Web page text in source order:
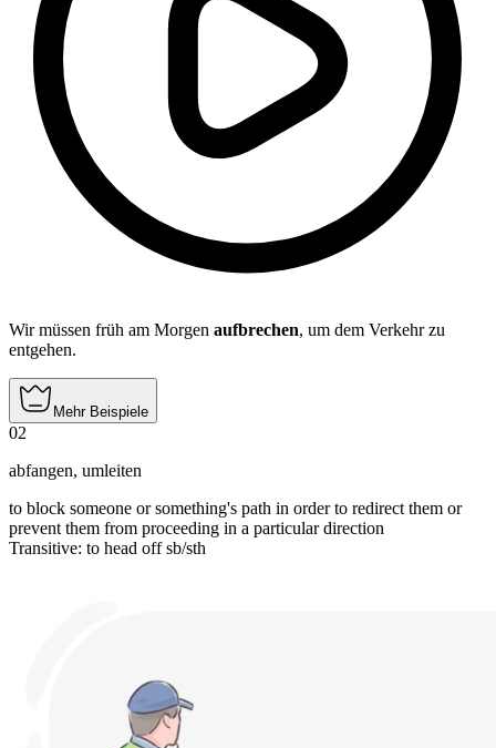
Wir müssen früh am Morgen aufbrechen, um dem Verkehr zu
entgehen.
Mehr Beispiele
02
abfangen, umleiten
to block someone or something's path in order to redirect them or
prevent them from proceeding in a particular direction
Transitive: to head offsb/sth